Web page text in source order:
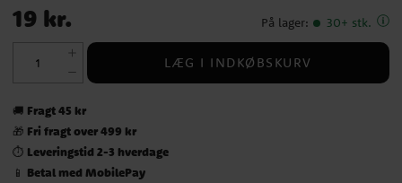
Pris: 19 kr.
19 kr. På lager: 30+ stk.
LÆG I INDKØBSKURV
🚚 Fragt 45 kr
🎁 Fri fragt over 499 kr
⏱️ Leveringstid 2-3 hverdage
📱 Betal med MobilePay